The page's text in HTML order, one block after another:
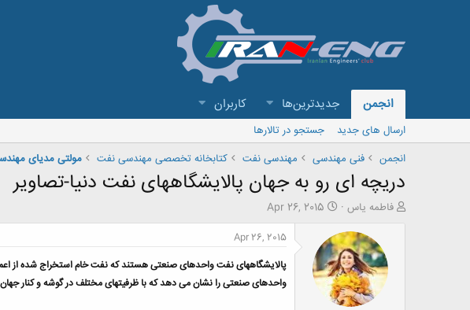
انجمن جدیدترین‌ها کاربران
ارسال های جدید
جستجو در تالارها
انجمن
فنی مهندسی مهندسی نفت کتابخانه تخصصی مهندسی نفت مولتی مدیای
دریچه ای رو به جهان پالایشگاههای نفت دنیا-تصاویر
ش
فاطمه یاس
ت
ی
خ
ش
ر
Apr 26, 2015
Apr 26, 2015
پالایشگاههای نفت واحدهای صنعتی هستند که نفت خام استخراج شده از
واحدهای صنعتی را نشان می دهد که با ظرفیتهای مختلف در گوشه و کنار